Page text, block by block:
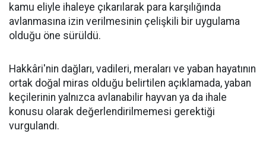
kamu eliyle ihaleye çıkarılarak para karşılığında
avlanmasına izin verilmesinin çelişkili bir uygulama
olduğu öne sürüldü.
Hakkâri'nin dağları, vadileri, meraları ve yaban hayatının
ortak doğal miras olduğu belirtilen açıklamada, yaban
keçilerinin yalnızca avlanabilir hayvan ya da ihale
konusu olarak değerlendirilmemesi gerektiği
vurgulandı.